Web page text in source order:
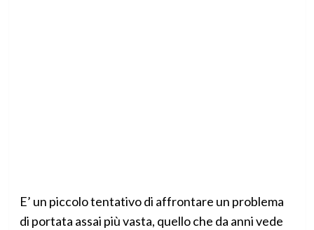
E’ un piccolo tentativo di affrontare un problema
di portata assai più vasta, quello che da anni vede